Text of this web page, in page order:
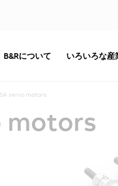
B&Rについて いろいろな産
servo motors
motors